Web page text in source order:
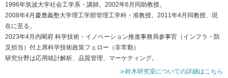
1996年筑波大学社会工学系・講師。2002年6月同助教授。
2008年4月慶應義塾大学理工学部管理工学科・准教授。2011年4月同教授、現
在に至る。
2023年4月内閣府 科学技術・イノベーション推進事務局参事官（インフラ・防
災担当）付上席科学技術政策フェロー（非常勤）
研究分野は応用統計解析、品質管理、マーケティング。
≫鈴木研究室についての詳細はこちら